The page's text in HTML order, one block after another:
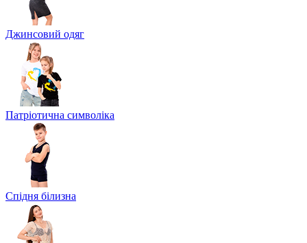
Джинсовий одяг
Патріотична символіка
Спідня білизна